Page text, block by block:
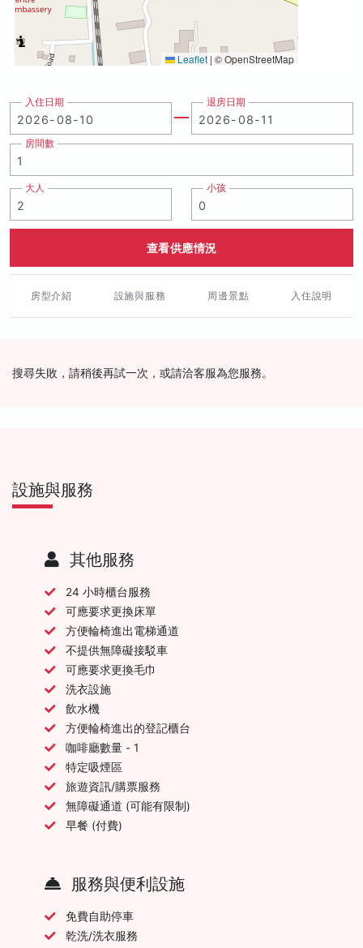
Leaflet | © OpenStreetMap
入住日期 退房日期
房間數
大人 小孩
查看供應情況
房型介紹 設施與服務 周邊景點 入住說明
搜尋失敗，請稍後再試一次，或請洽客服為您服務。
設施與服務
其他服務
24 小時櫃台服務
可應要求更換床單
方便輪椅進出電梯通道
不提供無障礙接駁車
可應要求更換毛巾
洗衣設施
飲水機
方便輪椅進出的登記櫃台
咖啡廳數量 - 1
特定吸煙區
旅遊資訊/購票服務
無障礙通道 (可能有限制)
早餐 (付費)
服務與便利設施
免費自助停車
乾洗/洗衣服務